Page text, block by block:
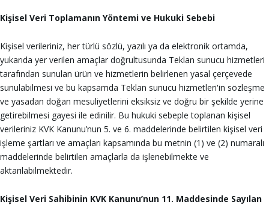
Kişisel Veri Toplamanın Yöntemi ve Hukuki Sebebi
Kişisel verileriniz, her türlü sözlü, yazılı ya da elektronik ortamda,
yukarıda yer verilen amaçlar doğrultusunda Teklan sunucu hizmetleri
tarafından sunulan ürün ve hizmetlerin belirlenen yasal çerçevede
sunulabilmesi ve bu kapsamda Teklan sunucu hizmetleri'in sözleşme
ve yasadan doğan mesuliyetlerini eksiksiz ve doğru bir şekilde yerine
getirebilmesi gayesi ile edinilir. Bu hukuki sebeple toplanan kişisel
verileriniz KVK Kanunu’nun 5. ve 6. maddelerinde belirtilen kişisel veri
işleme şartları ve amaçları kapsamında bu metnin (1) ve (2) numaralı
maddelerinde belirtilen amaçlarla da işlenebilmekte ve
aktarılabilmektedir.
Kişisel Veri Sahibinin KVK Kanunu’nun 11. Maddesinde Sayılan